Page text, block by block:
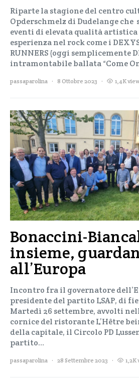
Riparte la stagione del centro
Opderschmelz di Dudelange
eventi di elevata qualità
esperienza nel rock come i
RUNNERS (oggi semplicemente
intramontabile ballata “Come
passaparolina 8 Ottobre 2023 1,4K
Bonaccini-
insieme,
all’Europa
Incontro fra il governatore
presidente del partito LSAP, di
Martedì 26 settembre, avvolti
cornice del ristorante L’Hêtre
della capitale, il Circolo PD
partito…
passaparolina 28 Settembre 2023 1,2K